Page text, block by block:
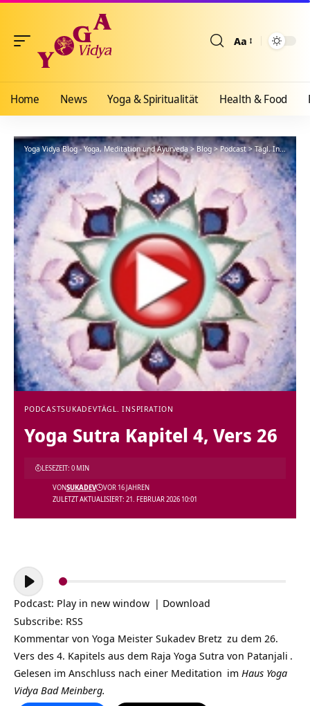
Aa
Home News Yoga & Spiritualität Health & Food
Yoga Vidya Blog - Yoga, Meditation und Ayurveda>Blog>Podcast>Tägl. Inspiration
PODCASTSUKADEVTÄGL. INSPIRATION
Yoga Sutra Kapitel 4, Vers 26
ZULETZT AKTUALISIERT: 21. FEBRUAR 2026 10:01
VONSUKADEV VOR 16 JAHREN
LESEZEIT: 0 MIN
Audio-
Player
Podcast: Play in new window | Download
Subscribe: RSS
Kommentar von Yoga Meister Sukadev Bretz zu dem 26.
Vers des 4. Kapitels aus dem Raja Yoga Sutra von Patanjali .
Gelesen im Anschluss nach einer Meditation im Haus Yoga
Vidya Bad Meinberg.